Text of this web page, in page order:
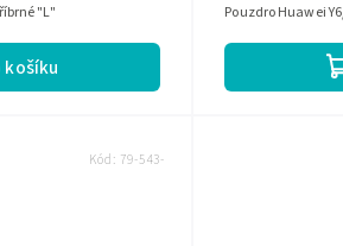
košíku
"L" Pouzdro Huawei
Kód: 79-543-